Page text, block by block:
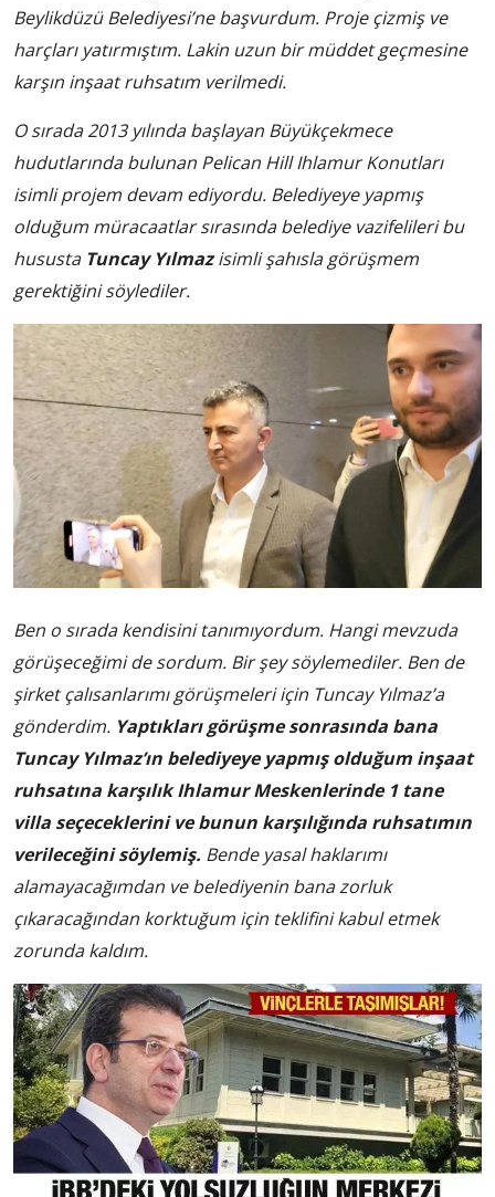
Beylikdüzü Belediyesi’ne başvurdum. Proje çizmiş ve
harçları yatırmıştım. Lakin uzun bir müddet geçmesine
karşın inşaat ruhsatım verilmedi.
O sırada 2013 yılında başlayan Büyükçekmece
hudutlarında bulunan Pelican Hill Ihlamur Konutları
isimli projem devam ediyordu. Belediyeye yapmış
olduğum müracaatlar sırasında belediye vazifelileri bu
hususta Tuncay Yılmazisimli şahısla görüşmem
gerektiğini söylediler.
Ben o sırada kendisini tanımıyordum. Hangi mevzuda
görüşeceğimi de sordum. Bir şey söylemediler. Ben de
şirket çalısanlarımı görüşmeleri için Tuncay Yılmaz’a
gönderdim. Yaptıkları görüşme sonrasında bana
Tuncay Yılmaz’ın belediyeye yapmış olduğum inşaat
ruhsatına karşılık Ihlamur Meskenlerinde 1 tane
villa seçeceklerini ve bunun karşılığında ruhsatımın
verileceğini söylemiş. Bende yasal haklarımı
alamayacağımdan ve belediyenin bana zorluk
çıkaracağından korktuğum için teklifini kabul etmek
zorunda kaldım.